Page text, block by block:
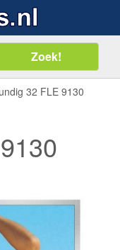
32 FLE 9130